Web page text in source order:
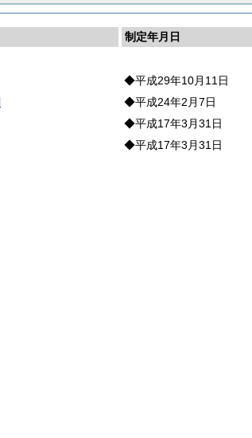
制定年月日
◆平成29年10月11日
◆平成24年2月7日
◆平成17年3月31日
◆平成17年3月31日